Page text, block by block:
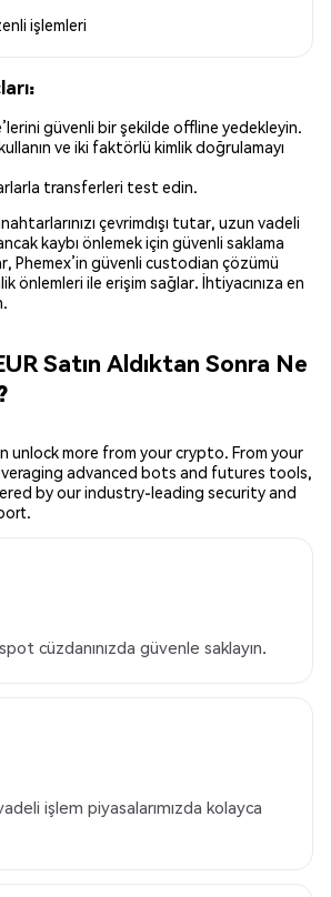
işlemleri
güvenli bir şekilde offline yedekleyin.
ve iki faktörlü kimlik doğrulamayı
transferleri test edin.
çevrimdışı tutar, uzun vadeli
kaybı önlemek için güvenli saklama
Phemex’in güvenli custodian çözümü
önlemleri ile erişim sağlar. İhtiyacınıza en
Satın Aldıktan Sonra Ne
unlock more from your crypto. From your
advanced bots and futures tools,
by our industry-leading security and
cüzdanınızda güvenle saklayın.
işlem piyasalarımızda kolayca